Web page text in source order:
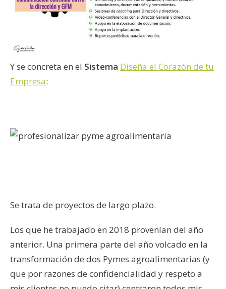
Y se concreta en el Sistema Diseña el Corazón de tu
Empresa:
Se trata de proyectos de largo plazo.
Los que he trabajado en 2018 provenían del año
anterior. Una primera parte del año volcado en la
transformación de dos Pymes agroalimentarias (y
que por razones de confidencialidad y respeto a